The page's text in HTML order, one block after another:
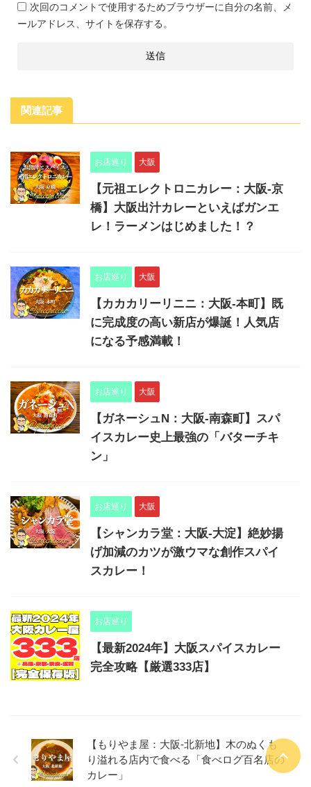
次回のコメントで使用するためブラウザーに自分の名前、メ
ールアドレス、サイトを保存する。
関連記事
お店巡り 大阪
【元祖エレクトロニカレー：大阪-京
橋】大阪出汁カレーといえばガンエ
レ！ラーメンはじめました！？
お店巡り 大阪
【カカカリーリニニ：大阪-本町】既
に完成度の高い新店が爆誕！人気店
になる予感満載！
お店巡り 大阪
【ガネーシュN：大阪-南森町】スパ
イスカレー史上最強の「バターチキ
ン」
お店巡り 大阪
【シャンカラ堂：大阪-大淀】絶妙揚
げ加減のカツが激ウマな創作スパイ
スカレー！
お店巡り
【最新2024年】大阪スパイスカレー
完全攻略【厳選333店】
【もりやま屋：大阪-北新地】木のぬくも
り溢れる店内で食べる「食べログ百名店の
カレー」